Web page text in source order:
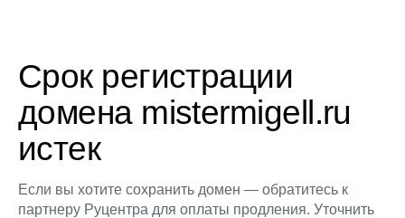
Срок регистрации
домена mistermigell.ru
истек
Если вы хотите сохранить домен — обратитесь к
партнеру Руцентра для оплаты продления. Уточнить